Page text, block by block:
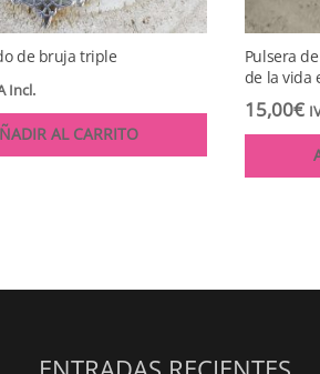
de bruja triple
Incl.
AL CARRITO
Pulsera
de la vida
15,00€